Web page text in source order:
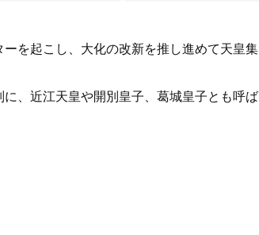
を起こし、大化の改新を推し進めて天皇集
、近江天皇や開別皇子、葛城皇子とも呼ば